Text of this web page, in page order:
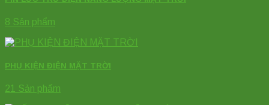
8 Sản phẩm
PHỤ KIỆN ĐIỆN MẶT TRỜI
21 Sản phẩm